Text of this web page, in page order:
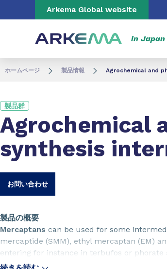
Go to content Go to navigation
Arkema Global website
in Japan
ホームページ 製品情報 Agrochemical and
製品群
Agrochemical
synthesis
お問い合わせ
製品の概要
Mercaptans can be used for some
mercaptide (SMM), ethyl mercaptan (EM)
entering for instance in terbufos or phorate